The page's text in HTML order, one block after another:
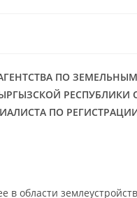
ПО
РЕСПУБЛИКИ
ПО
области